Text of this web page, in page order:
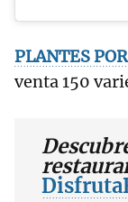
PLANTES
venta 150